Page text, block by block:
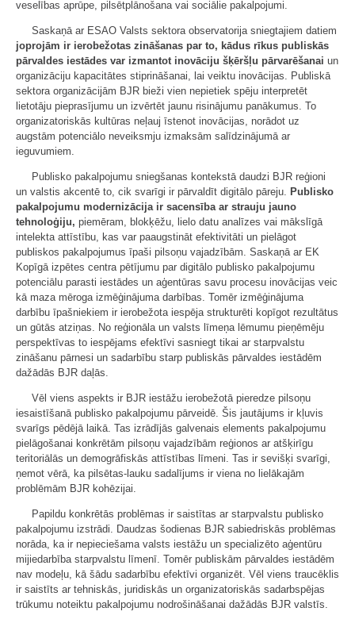
veselības aprūpe, pilsētplānošana vai sociālie pakalpojumi.
Saskaņā ar ESAO Valsts sektora observatorija sniegtajiem datiem
joprojām ir ierobežotas zināšanas par to, kādus rīkus publiskās
pārvaldes iestādes var izmantot inovāciju šķēršļu pārvarēšanai un
organizāciju kapacitātes stiprināšanai, lai veiktu inovācijas. Publiskā
sektora organizācijām BJR bieži vien nepietiek spēju interpretēt
lietotāju pieprasījumu un izvērtēt jaunu risinājumu panākumus. To
organizatoriskās kultūras neļauj īstenot inovācijas, norādot uz
augstām potenciālo neveiksmju izmaksām salīdzinājumā ar
ieguvumiem.
Publisko pakalpojumu sniegšanas kontekstā daudzi BJR reģioni
un valstis akcentē to, cik svarīgi ir pārvaldīt digitālo pāreju. Publisko
pakalpojumu modernizācija ir sacensība ar strauju jauno
tehnoloģiju, piemēram, blokķēžu, lielo datu analīzes vai mākslīgā
intelekta attīstību, kas var paaugstināt efektivitāti un pielāgot
publiskos pakalpojumus īpaši pilsoņu vajadzībām. Saskaņā ar EK
Kopīgā izpētes centra pētījumu par digitālo publisko pakalpojumu
potenciālu parasti iestādes un aģentūras savu procesu inovācijas veic
kā maza mēroga izmēģinājuma darbības. Tomēr izmēģinājuma
darbību īpašniekiem ir ierobežota iespēja strukturēti kopīgot rezultātus
un gūtās atziņas. No reģionāla un valsts līmeņa lēmumu pieņēmēju
perspektīvas to iespējams efektīvi sasniegt tikai ar starpvalstu
zināšanu pārnesi un sadarbību starp publiskās pārvaldes iestādēm
dažādās BJR daļās.
Vēl viens aspekts ir BJR iestāžu ierobežotā pieredze pilsoņu
iesaistīšanā publisko pakalpojumu pārveidē. Šis jautājums ir kļuvis
svarīgs pēdējā laikā. Tas izrādījās galvenais elements pakalpojumu
pielāgošanai konkrētām pilsoņu vajadzībām reģionos ar atšķirīgu
teritoriālās un demogrāfiskās attīstības līmeni. Tas ir sevišķi svarīgi,
ņemot vērā, ka pilsētas-lauku sadalījums ir viena no lielākajām
problēmām BJR kohēzijai.
Papildu konkrētās problēmas ir saistītas ar starpvalstu publisko
pakalpojumu izstrādi. Daudzas šodienas BJR sabiedriskās problēmas
norāda, ka ir nepieciešama valsts iestāžu un specializēto aģentūru
mijiedarbība starpvalstu līmenī. Tomēr publiskām pārvaldes iestādēm
nav modeļu, kā šādu sadarbību efektīvi organizēt. Vēl viens traucēklis
ir saistīts ar tehniskās, juridiskās un organizatoriskās sadarbspējas
trūkumu noteiktu pakalpojumu nodrošināšanai dažādās BJR valstīs.